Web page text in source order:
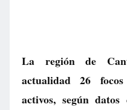
La región de
actualidad 26
activos, según